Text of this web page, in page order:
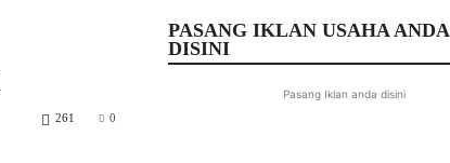
0
261
PASANG IKLAN USAHA ANDA
DISINI
Pasang Iklan anda disini